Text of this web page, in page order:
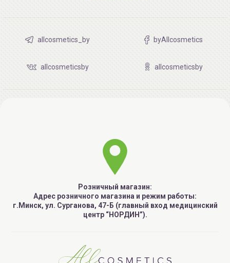
allcosmetics_by byAllcosmetics
allcosmeticsby allcosmeticsby
Розничный магазин:
Адрес розничного магазина и режим работы:
г.Минск, ул. Сурганова, 47-Б (главный вход медицинский
центр “НОРДИН”).